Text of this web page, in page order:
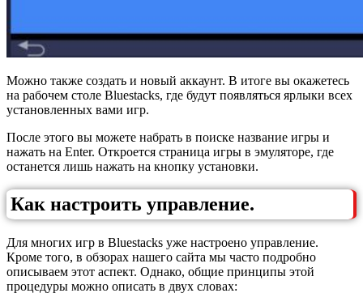
Можно также создать и новый аккаунт. В итоге вы окажетесь
на рабочем столе Bluestacks, где будут появляться ярлыки всех
установленных вами игр.
После этого вы можете набрать в поиске название игры и
нажать на Enter. Откроется страница игры в эмуляторе, где
останется лишь нажать на кнопку установки.
Как настроить управление.
Для многих игр в Bluestacks уже настроено управление.
Кроме того, в обзорах нашего сайта мы часто подробно
описываем этот аспект. Однако, общие принципы этой
процедуры можно описать в двух словах: